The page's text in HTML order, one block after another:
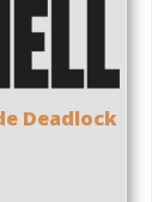
Deadlock